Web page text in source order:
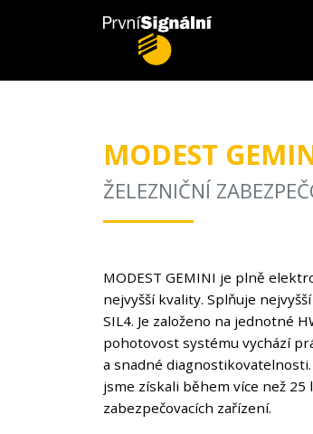
MODEST
ŽELEZNIČNÍ
MODEST GEMINI je plně
nejvyšší kvality. Splňuje
SIL4. Je založeno na jednotné
pohotovost systému vychází
a snadné
jsme získali během více než
zabezpečovacích zařízení.